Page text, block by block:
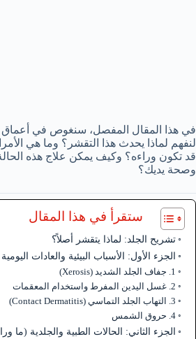
في هذا المقال المفصل، سنغوص في أعماق
لنفهم لماذا يحدث هذا التقشر؟ وما هي
قد تكون وراءه؟ وكيف يمكن علاج هذه
وصحة يديك؟
ستقرأ في هذا المقال
تشريح الجلد: لماذا يتقشر أصلاً؟
الجزء الأول: الأسباب البيئية والعادات
1. جفاف الجلد الشديد (Xerosis)
2. غسل اليدين المفرط واستخدام المعقمات
3. التهاب الجلد التماسي (Contact Dermatitis)
4. حروق الشمس
الجزء الثاني: الحالات الطبية والجلدية (ما